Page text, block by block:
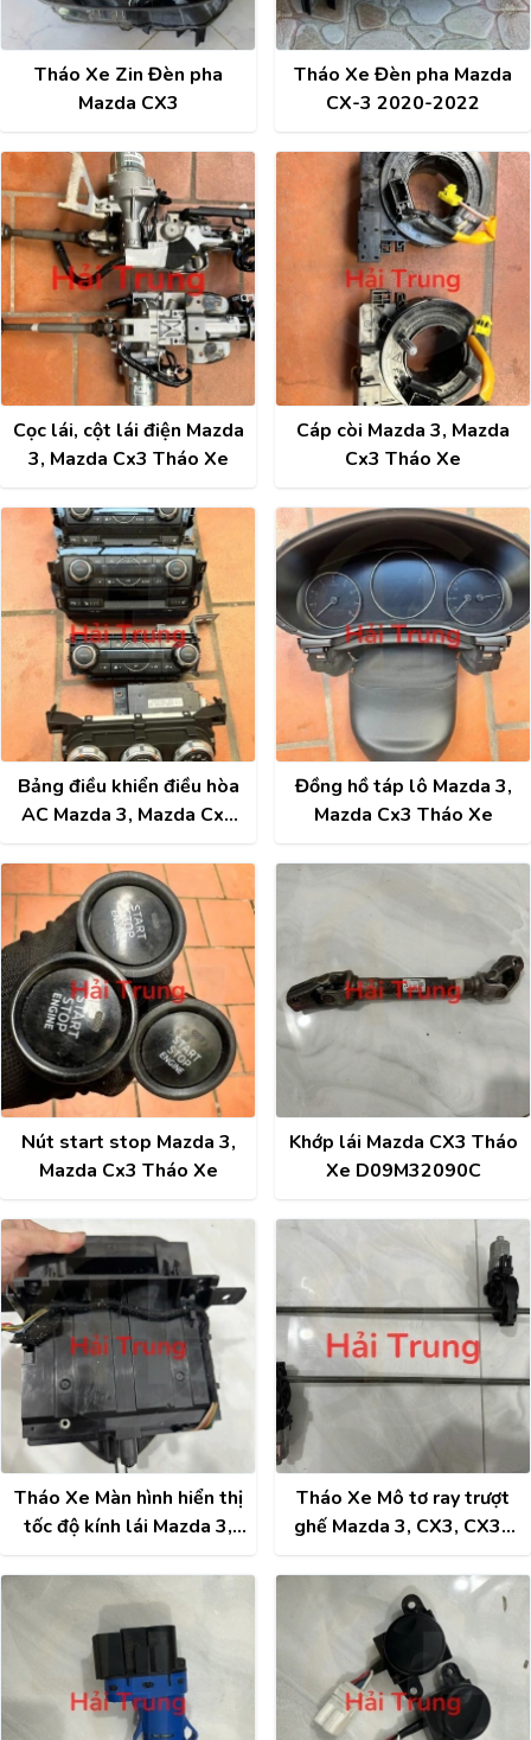
Tháo Xe Zin Đèn pha
Mazda CX3
Tháo Xe Đèn pha Mazda
CX-3 2020-2022
Cọc lái, cột lái điện Mazda
3, Mazda Cx3 Tháo Xe
Cáp còi Mazda 3, Mazda
Cx3 Tháo Xe
Bảng điều khiển điều hòa
AC Mazda 3, Mazda Cx3
Đồng hồ táp lô Mazda 3,
Mazda Cx3 Tháo Xe
Nút start stop Mazda 3,
Mazda Cx3 Tháo Xe
Khớp lái Mazda CX3 Tháo
Xe D09M32090C
Tháo Xe Màn hình hiển thị
tốc độ kính lái Mazda 3,
Tháo Xe Mô tơ ray trượt
ghế Mazda 3, CX3, CX30